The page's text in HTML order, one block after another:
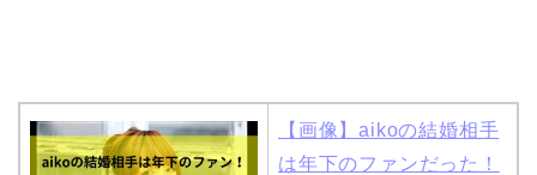
【画像】aikoの結婚相手
は年下のファンだった！